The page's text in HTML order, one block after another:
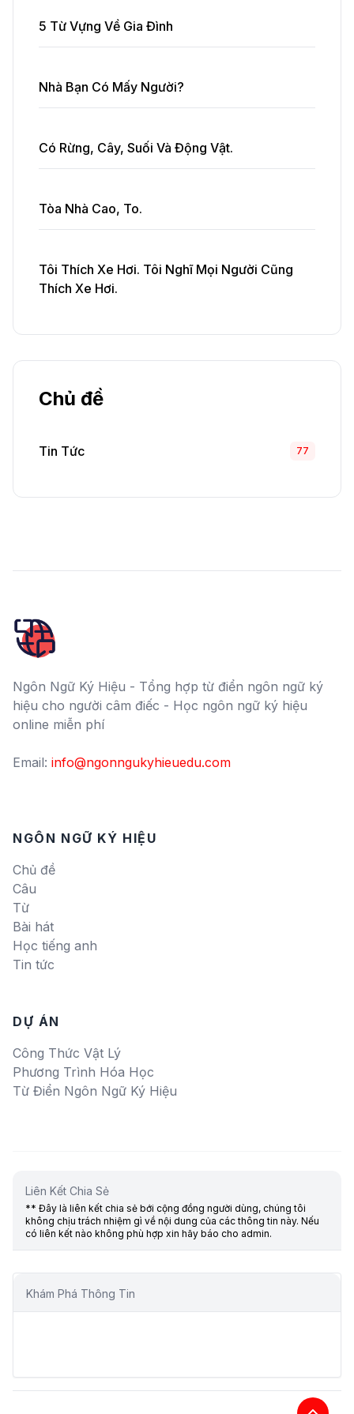
5 Từ Vựng Về Gia Đình
Nhà Bạn Có Mấy Người?
Có Rừng, Cây, Suối Và Động Vật.
Tòa Nhà Cao, To.
Tôi Thích Xe Hơi. Tôi Nghĩ Mọi Người Cũng
Thích Xe Hơi.
Chủ đề
Tin Tức 77
Ngôn Ngữ Ký Hiệu - Tổng hợp từ điển ngôn ngữ ký
hiệu cho người câm điếc - Học ngôn ngữ ký hiệu
online miễn phí
Email: info@ngonngukyhieuedu.com
NGÔN NGỮ KÝ HIỆU
Chủ đề
Câu
Từ
Bài hát
Học tiếng anh
Tin tức
DỰ ÁN
Công Thức Vật Lý
Phương Trình Hóa Học
Từ Điển Ngôn Ngữ Ký Hiệu
Liên Kết Chia Sẻ
** Đây là liên kết chia sẻ bới cộng đồng người dùng, chúng tôi
không chịu trách nhiệm gì về nội dung của các thông tin này. Nếu
có liên kết nào không phù hợp xin hãy báo cho admin.
Khám Phá Thông Tin